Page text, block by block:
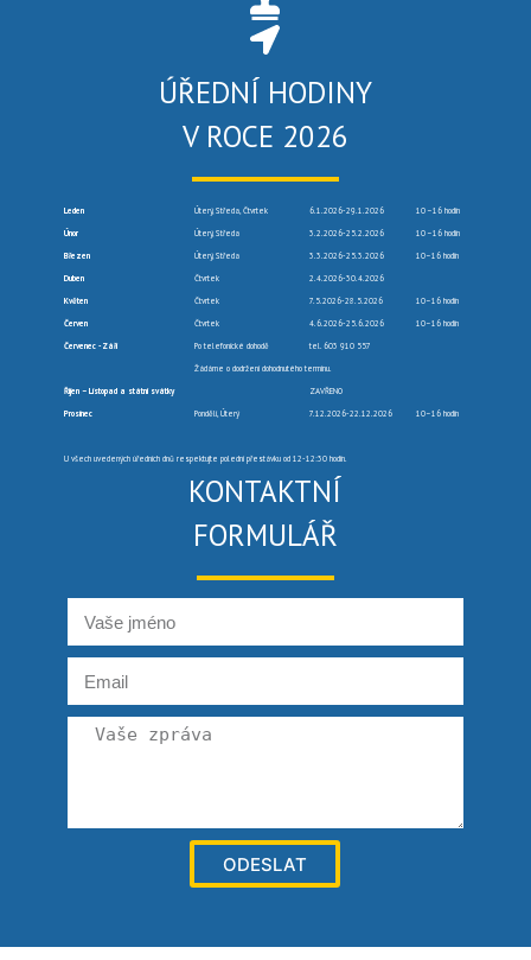
ÚŘEDNÍ HODINY
V ROCE 2026
Leden Úterý, Středa, Čtvrtek 6.1.2026-29.1.2026 10 –16 hodin
Únor Úterý, Středa 3.2.2026-25.2.2026 10 –16 hodin
Březen Úterý, Středa 3.3.2026-25.3.2026 10–16 hodin
Duben Čtvrtek 2.4.2026-30.4.2026
Květen Čtvrtek 7.5.2026-28.5.2026 10–16 hodin
Červen Čtvrtek 4.6.2026-25.6.2026 10–16 hodin
Červenec -Září Po telefonické dohodě tel. 603 910 557
Žádáme o dodržení dohodnutého termínu.
Říjen – Listopad a státní svátky ZAVŘENO
Prosinec Pondělí, Úterý 7.12.2026-22.12.2026 10–16 hodin
U všech uvedených úředních dnů respektujte polední přestávku od 12-12:30 hodin.
KONTAKTNÍ
FORMULÁŘ
ODESLAT